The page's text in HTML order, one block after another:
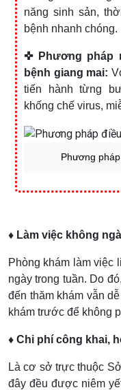
năng sinh sản,
bệnh nhanh chóng.
✜ Phương pháp
bệnh giang mai:
tiến hành từng
khống chế virus,
Phương
♦ Làm việc không
Phòng khám làm việc
ngày trong tuần. Do
đến thăm khám vẫn
khám trước để không
♦ Chi phí công khai,
Là cơ sở trực thuộc
đây đều được niêm